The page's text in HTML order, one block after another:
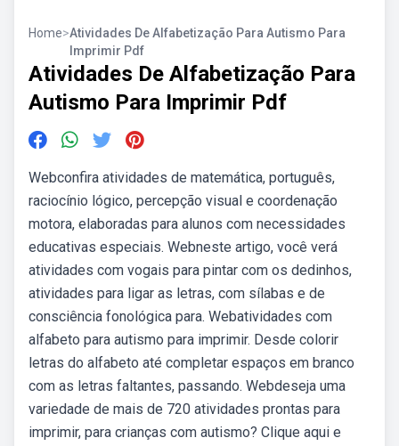
Home>Atividades De Alfabetização Para Autismo Para
Imprimir Pdf
Atividades De Alfabetização Para
Autismo Para Imprimir Pdf
Webconfira atividades de matemática, português,
raciocínio lógico, percepção visual e coordenação
motora, elaboradas para alunos com necessidades
educativas especiais. Webneste artigo, você verá
atividades com vogais para pintar com os dedinhos,
atividades para ligar as letras, com sílabas e de
consciência fonológica para. Webatividades com
alfabeto para autismo para imprimir. Desde colorir
letras do alfabeto até completar espaços em branco
com as letras faltantes, passando. Webdeseja uma
variedade de mais de 720 atividades prontas para
imprimir, para crianças com autismo? Clique aqui e